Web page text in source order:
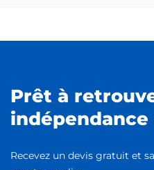
Prêt à
Recevez un devis gratuit et